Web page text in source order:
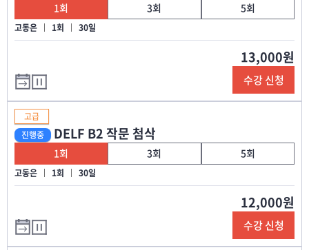
1회 3회 5회
고동은 1회 30일
13,000원
수강 신청
고급
진행중
DELF B2 작문 첨삭
1회 3회 5회
고동은 1회 30일
12,000원
수강 신청